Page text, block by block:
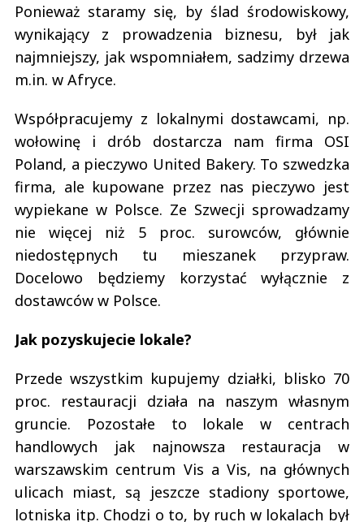
Ponieważ staramy się, by ślad środowiskowy,
wynikający z prowadzenia biznesu, był jak
najmniejszy, jak wspomniałem, sadzimy drzewa
m.in. w Afryce.
Współpracujemy z lokalnymi dostawcami, np.
wołowinę i drób dostarcza nam firma OSI
Poland, a pieczywo United Bakery. To szwedzka
firma, ale kupowane przez nas pieczywo jest
wypiekane w Polsce. Ze Szwecji sprowadzamy
nie więcej niż 5 proc. surowców, głównie
niedostępnych tu mieszanek przypraw.
Docelowo będziemy korzystać wyłącznie z
dostawców w Polsce.
Jak pozyskujecie lokale?
Przede wszystkim kupujemy działki, blisko 70
proc. restauracji działa na naszym własnym
gruncie. Pozostałe to lokale w centrach
handlowych jak najnowsza restauracja w
warszawskim centrum Vis a Vis, na głównych
ulicach miast, są jeszcze stadiony sportowe,
lotniska itp. Chodzi o to, by ruch w lokalach był